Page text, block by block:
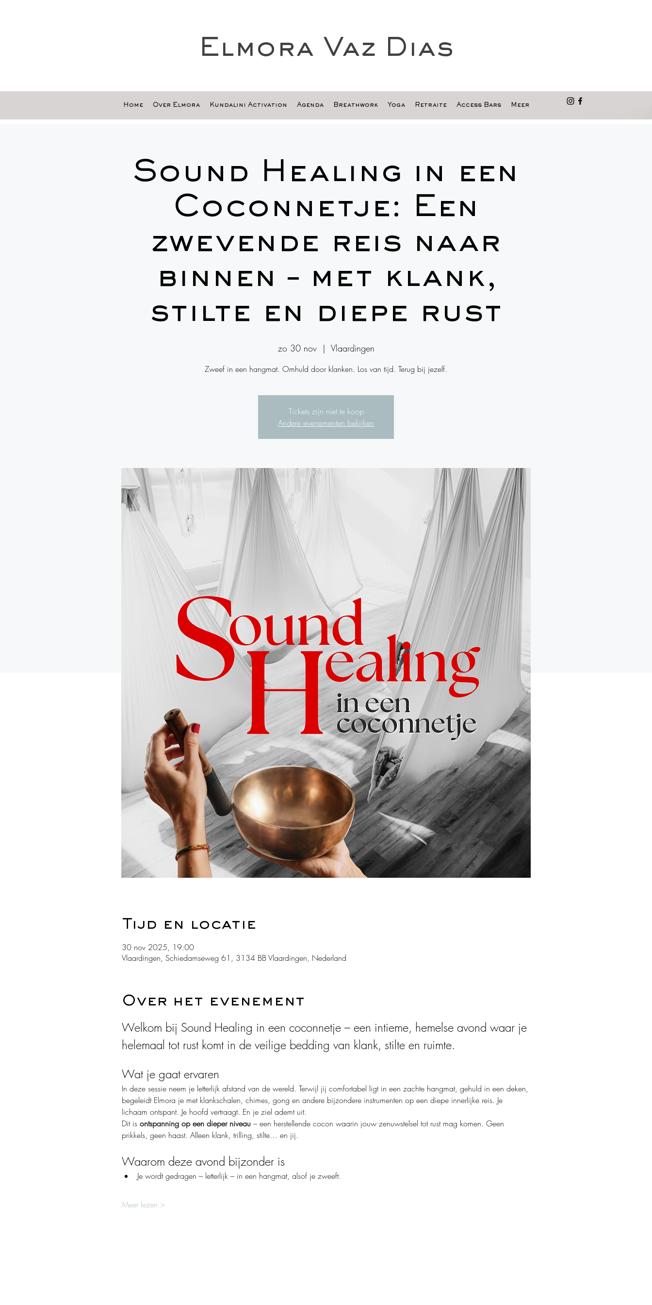
Elmora Vaz Dias
Home Over Elmora Kundalini Activation Agenda Breathwork Yoga Retraite Access Bars Meer
Sound Healing in een
Coconnetje: Een
zwevende reis naar
binnen – met klank,
stilte en diepe rust
zo 30 nov
  |
Vlaardingen
Zweef in een hangmat. Omhuld door klanken. Los van tijd. Terug bij jezelf.
Tickets zijn niet te koop
Andere evenementen bekijken
Tijd en locatie
30 nov 2025, 19:00
Vlaardingen, Schiedamseweg 61, 3134 BB Vlaardingen, Nederland
Over het evenement
Welkom bij Sound Healing in een coconnetje – een intieme, hemelse avond waar je
helemaal tot rust komt in de veilige bedding van klank, stilte en ruimte.
Wat je gaat ervaren
In deze sessie neem je letterlijk afstand van de wereld. Terwijl jij comfortabel ligt in een zachte hangmat, gehuld in een deken,
begeleidt Elmora je met klankschalen, chimes, gong en andere bijzondere instrumenten op een diepe innerlijke reis. Je
lichaam ontspant. Je hoofd vertraagt. En je ziel ademt uit.
Dit is ontspanning op een dieper niveau – een herstellende cocon waarin jouw zenuwstelsel tot rust mag komen. Geen
prikkels, geen haast. Alleen klank, trilling, stilte… en jij.
Waarom deze avond bijzonder is
Je wordt gedragen – letterlijk – in een hangmat, alsof je zweeft.
Meer lezen >